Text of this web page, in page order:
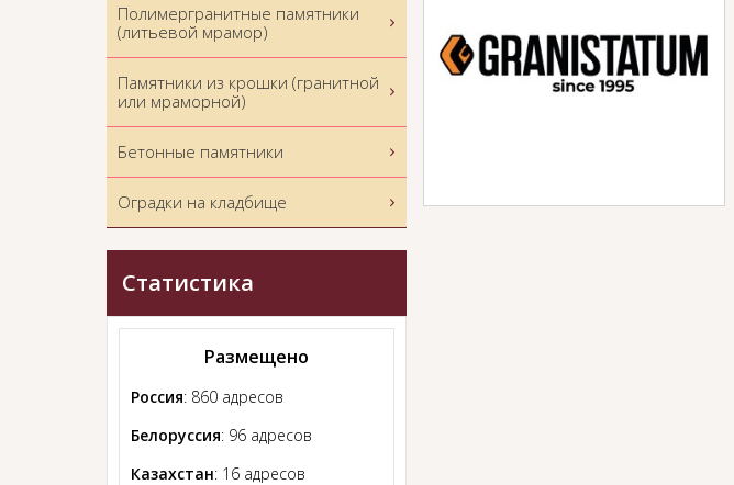
Полимергранитные памятники
(литьевой мрамор)
Памятники из крошки (гранитной
или мраморной)
Бетонные памятники
Оградки на кладбище
Статистика
Размещено
Россия: 860 адресов
Белоруссия: 96 адресов
Казахстан: 16 адресов